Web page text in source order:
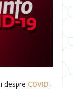
despre COVID-